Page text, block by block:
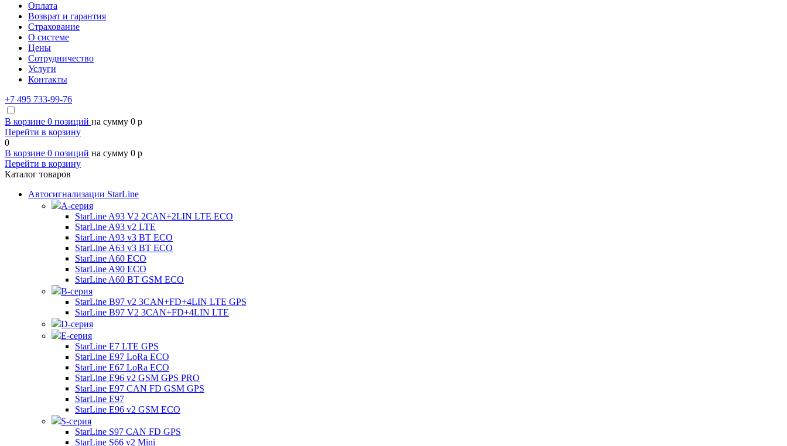
Оплата
Возврат и гарантия
Страхование
О системе
Цены
Сотрудничество
Услуги
Контакты
+7 495 733-99-76
В корзине 0 позиций на сумму 0 p
Перейти в корзину
0
В корзине 0 позиций на сумму 0 p
Перейти в корзину
Каталог товаров
Автосигнализации StarLine
А-серия
StarLine A93 V2 2CAN+2LIN LTE ECO
StarLine A93 v2 LTE
StarLine A93 v3 BT ECO
StarLine A63 v3 BT ECO
StarLine A60 ECO
StarLine A90 ECO
StarLine A60 BT GSM ECO
B-серия
StarLine B97 v2 3CAN+FD+4LIN LTE GPS
StarLine B97 V2 3CAN+FD+4LIN LTE
D-серия
E-серия
StarLine E7 LTE GPS
StarLine E97 LoRa ECO
StarLine E67 LoRa ECO
StarLine E96 v2 GSM GPS PRO
StarLine E97 CAN FD GSM GPS
StarLine E97
StarLine E96 v2 GSM ECO
S-серия
StarLine S97 CAN FD GPS
StarLine S66 v2 Mini